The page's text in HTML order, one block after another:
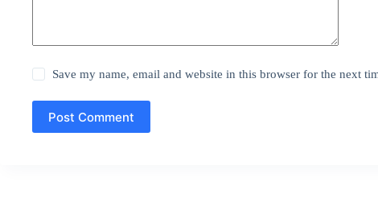
Save my name, email and website in this browser for the next
Post Comment